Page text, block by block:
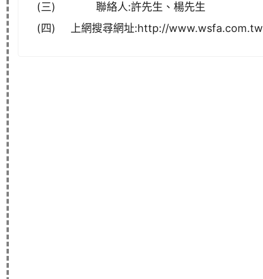
(三)
聯絡人:許先生、楊先生
(四)
上網搜尋網址:http://www.wsfa.com.tw